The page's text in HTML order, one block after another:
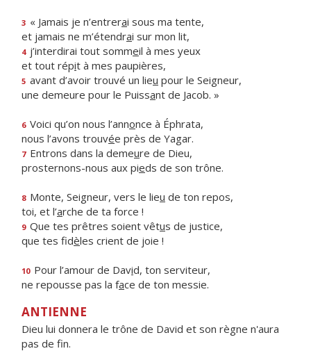
3 « Jamais je n’entrerai sous ma tente,
et jamais ne m’étendrai sur mon lit,
4 j’interdirai tout sommeil à mes yeux
et tout répit à mes paupières,
5 avant d’avoir trouvé un lieu pour le Seigneur,
une demeure pour le Puissant de Jacob. »
6 Voici qu’on nous l’annonce à Éphrata,
nous l’avons trouvée près de Yagar.
7 Entrons dans la demeure de Dieu,
prosternons-nous aux pieds de son trône.
8 Monte, Seigneur, vers le lieu de ton repos,
toi, et l’arche de ta force !
9 Que tes prêtres soient vêtus de justice,
que tes fidèles crient de joie !
10 Pour l’amour de David, ton serviteur,
ne repousse pas la face de ton messie.
ANTIENNE
Dieu lui donnera le trône de David et son règne n'aura
pas de fin.